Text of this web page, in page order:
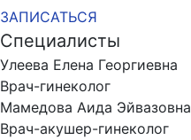
ЗАПИСАТЬСЯ
Специалисты
Улеева Елена Георгиевна
Врач-гинеколог
Мамедова Аида Эйвазовна
Врач-акушер-гинеколог